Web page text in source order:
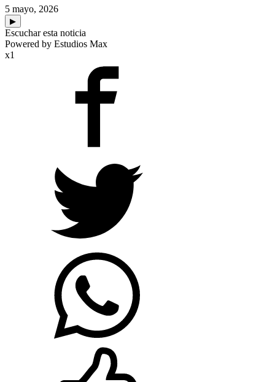
5 mayo, 2026
▶
Escuchar esta noticia
Powered by Estudios Max
x1